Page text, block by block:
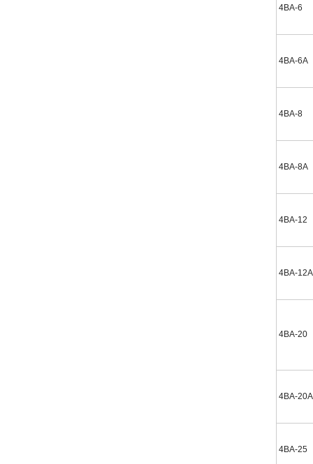
4BA-6
4BA-6A
4BA-8
4BA-8A
4BA-12
4BA-12A
4BA-20
4BA-20A
4BA-25